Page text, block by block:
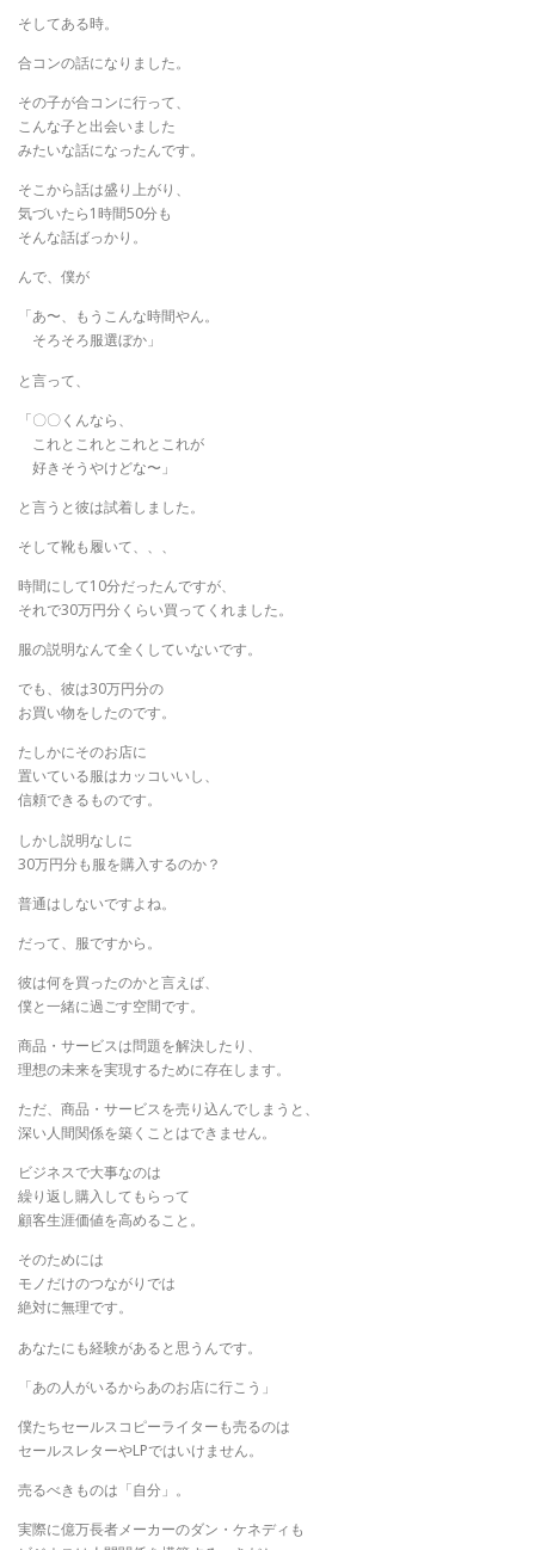
そしてある時。
合コンの話になりました。
その子が合コンに行って、
こんな子と出会いました
みたいな話になったんです。
そこから話は盛り上がり、
気づいたら1時間50分も
そんな話ばっかり。
んで、僕が
「あ〜、もうこんな時間やん。
そろそろ服選ぼか」
と言って、
「〇〇くんなら、
これとこれとこれとこれが
好きそうやけどな〜」
と言うと彼は試着しました。
そして靴も履いて、、、
時間にして10分だったんですが、
それで30万円分くらい買ってくれました。
服の説明なんて全くしていないです。
でも、彼は30万円分の
お買い物をしたのです。
たしかにそのお店に
置いている服はカッコいいし、
信頼できるものです。
しかし説明なしに
30万円分も服を購入するのか？
普通はしないですよね。
だって、服ですから。
彼は何を買ったのかと言えば、
僕と一緒に過ごす空間です。
商品・サービスは問題を解決したり、
理想の未来を実現するために存在します。
ただ、商品・サービスを売り込んでしまうと、
深い人間関係を築くことはできません。
ビジネスで大事なのは
繰り返し購入してもらって
顧客生涯価値を高めること。
そのためには
モノだけのつながりでは
絶対に無理です。
あなたにも経験があると思うんです。
「あの人がいるからあのお店に行こう」
僕たちセールスコピーライターも売るのは
セールスレターやLPではいけません。
売るべきものは「自分」。
実際に億万長者メーカーのダン・ケネディも